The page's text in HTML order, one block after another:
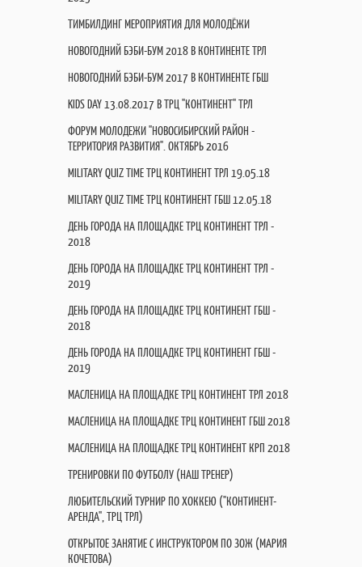
ТИМБИЛДИНГ МЕРОПРИЯТИЯ ДЛЯ МОЛОДЁЖИ
НОВОГОДНИЙ БЭБИ-БУМ 2018 В КОНТИНЕНТЕ ТРЛ
НОВОГОДНИЙ БЭБИ-БУМ 2017 В КОНТИНЕНТЕ ГБШ
KIDS DAY 13.08.2017 В ТРЦ "КОНТИНЕНТ" ТРЛ
ФОРУМ МОЛОДЕЖИ "НОВОСИБИРСКИЙ РАЙОН -
ТЕРРИТОРИЯ РАЗВИТИЯ". ОКТЯБРЬ 2016
MILITARY QUIZ TIME ТРЦ КОНТИНЕНТ ТРЛ 19.05.18
MILITARY QUIZ TIME ТРЦ КОНТИНЕНТ ГБШ 12.05.18
ДЕНЬ ГОРОДА НА ПЛОЩАДКЕ ТРЦ КОНТИНЕНТ ТРЛ -
2018
ДЕНЬ ГОРОДА НА ПЛОЩАДКЕ ТРЦ КОНТИНЕНТ ТРЛ -
2019
ДЕНЬ ГОРОДА НА ПЛОЩАДКЕ ТРЦ КОНТИНЕНТ ГБШ -
2018
ДЕНЬ ГОРОДА НА ПЛОЩАДКЕ ТРЦ КОНТИНЕНТ ГБШ -
2019
МАСЛЕНИЦА НА ПЛОЩАДКЕ ТРЦ КОНТИНЕНТ ТРЛ 2018
МАСЛЕНИЦА НА ПЛОЩАДКЕ ТРЦ КОНТИНЕНТ ГБШ 2018
МАСЛЕНИЦА НА ПЛОЩАДКЕ ТРЦ КОНТИНЕНТ КРП 2018
ТРЕНИРОВКИ ПО ФУТБОЛУ (НАШ ТРЕНЕР)
ЛЮБИТЕЛЬСКИЙ ТУРНИР ПО ХОККЕЮ ("КОНТИНЕНТ-
АРЕНДА", ТРЦ ТРЛ)
ОТКРЫТОЕ ЗАНЯТИЕ С ИНСТРУКТОРОМ ПО ЗОЖ (МАРИЯ
КОЧЕТОВА)